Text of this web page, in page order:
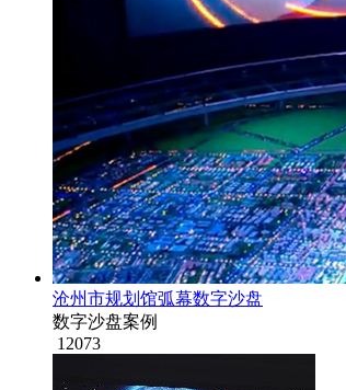
沧州市规划馆弧幕数字沙盘
数字沙盘案例
12073